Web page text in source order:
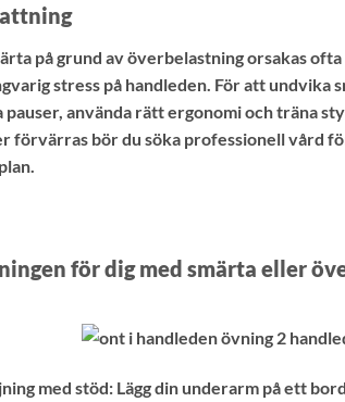
på grund av överbelastning orsakas
stress på handleden. För att
pauser, använda rätt ergonomi och träna
förvärras bör du söka professionell vård
för dig med smärta eller
med stöd: Lägg din underarm på ett